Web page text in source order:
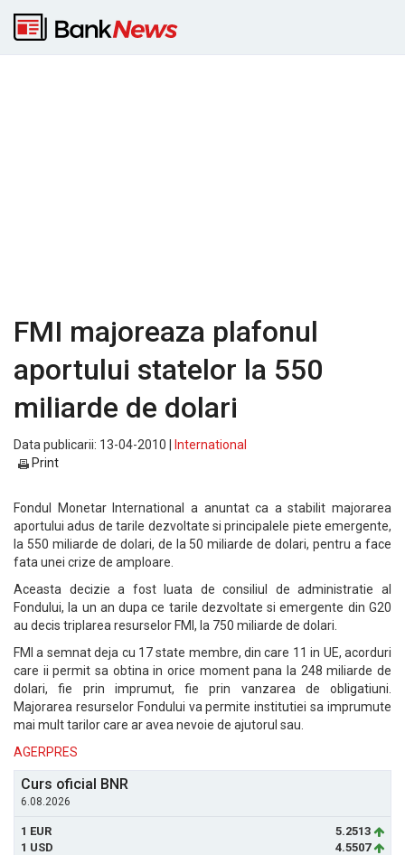
FMI majoreaza plafonul
aportului statelor la 550
miliarde de dolari
Data publicarii: 13-04-2010 |
International
Print
Fondul Monetar International a anuntat ca a stabilit majorarea
aportului adus de tarile dezvoltate si principalele piete emergente,
la 550 miliarde de dolari, de la 50 miliarde de dolari, pentru a face
fata unei crize de amploare.
Aceasta decizie a fost luata de consiliul de administratie al
Fondului, la un an dupa ce tarile dezvoltate si emergente din G20
au decis triplarea resurselor FMI, la 750 miliarde de dolari.
FMI a semnat deja cu 17 state membre, din care 11 in UE, acorduri
care ii permit sa obtina in orice moment pana la 248 miliarde de
dolari, fie prin imprumut, fie prin vanzarea de obligatiuni.
Majorarea resurselor Fondului va permite institutiei sa imprumute
mai mult tarilor care ar avea nevoie de ajutorul sau.
AGERPRES
Curs oficial BNR
6.08.2026
1 EUR
5.2513
1 USD
4.5507